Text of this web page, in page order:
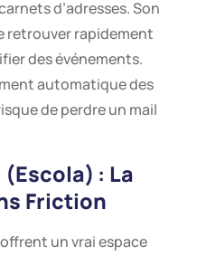
d’adresses. Son
retrouver rapidement
des événements.
automatique des
de perdre un mail
(Escola) : La
Friction
offrent un vrai espace